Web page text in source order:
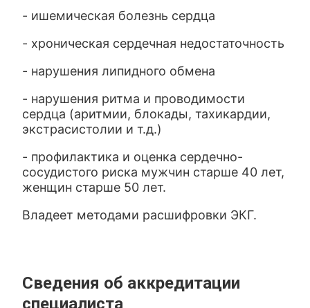
- ишемическая болезнь сердца
- хроническая сердечная недостаточность
- нарушения липидного обмена
- нарушения ритма и проводимости
сердца (аритмии, блокады, тахикардии,
экстрасистолии и т.д.)
- профилактика и оценка сердечно-
сосудистого риска мужчин старше 40 лет,
женщин старше 50 лет.
Владеет методами расшифровки ЭКГ.
Сведения об аккредитации
специалиста